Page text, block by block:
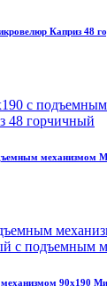
Каприз 48
механизмом
90х190